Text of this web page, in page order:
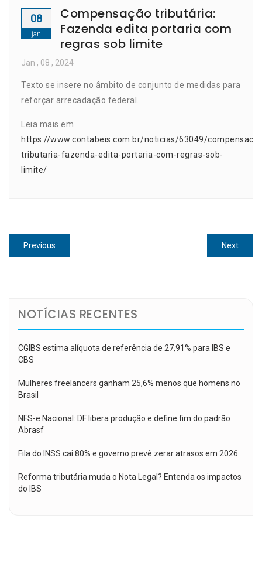
08
jan
Compensação tributária:
Fazenda edita portaria com
regras sob limite
Jan , 08 , 2024
Texto se insere no âmbito de conjunto de medidas para
reforçar arrecadação federal.
Leia mais em
https://www.contabeis.com.br/noticias/63049/
tributaria-fazenda-edita-portaria-com-regras-sob-
limite/
Navegação
de
Previous
post:
NextNext
post:
NOTÍCIAS RECENTES
CGIBS estima alíquota de referência de 27,91% para IBS e
CBS
Mulheres freelancers ganham 25,6% menos que homens no
Brasil
NFS-e Nacional: DF libera produção e define fim do padrão
Abrasf
Fila do INSS cai 80% e governo prevê zerar atrasos em 2026
Reforma tributária muda o Nota Legal? Entenda os impactos
do IBS